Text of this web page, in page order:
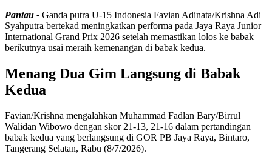
Pantau - Ganda putra U-15 Indonesia Favian Adinata/Krishna Adi
Syahputra bertekad meningkatkan performa pada Jaya Raya Junior
International Grand Prix 2026 setelah memastikan lolos ke babak
berikutnya usai meraih kemenangan di babak kedua.
Menang Dua Gim Langsung di Babak
Kedua
Favian/Krishna mengalahkan Muhammad Fadlan Bary/Birrul
Walidan Wibowo dengan skor 21-13, 21-16 dalam pertandingan
babak kedua yang berlangsung di GOR PB Jaya Raya, Bintaro,
Tangerang Selatan, Rabu (8/7/2026).